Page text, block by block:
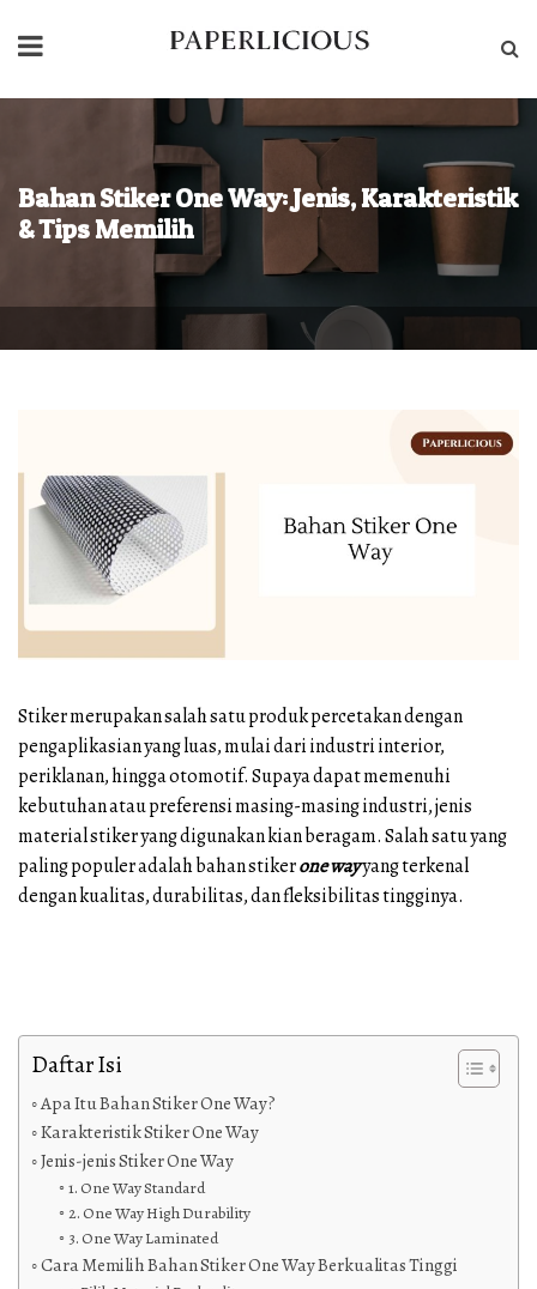
Beranda
Tentang Kami
Tata Cara Order Packaging
Bahan Stiker One Way: Jenis, Karakteristik
& Tips Memilih
Stiker
One
Way:
Jenis,
Karakteristik
Tips
Memilih
Stiker merupakan salah satu produk percetakan dengan
pengaplikasian yang luas, mulai dari industri interior,
periklanan, hingga otomotif. Supaya dapat memenuhi
kebutuhan atau preferensi masing-masing industri, jenis
material stiker yang digunakan kian beragam. Salah satu yang
paling populer adalah bahan stikerone wayyang terkenal
dengan kualitas, durabilitas, dan fleksibilitas tingginya.
Daftar Isi
Apa Itu Bahan Stiker One Way?
Karakteristik Stiker One Way
Jenis-jenis Stiker One Way
1. One Way Standard
2. One Way High Durability
3. One Way Laminated
Cara Memilih Bahan Stiker One Way Berkualitas Tinggi